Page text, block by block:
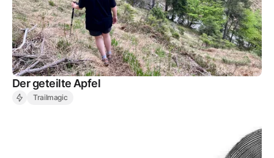
Der geteilte Apfel
Trailmagic